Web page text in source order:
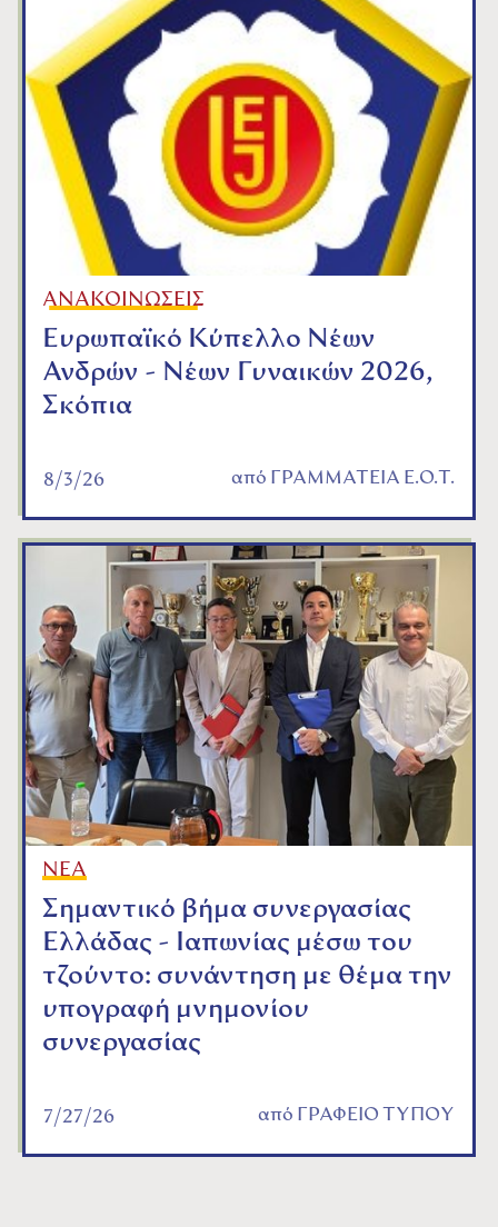
ΑΝΑΚΟΙΝΩΣΕΙΣ
Ευρωπαϊκό Κύπελλο Νέων
Ανδρών - Νέων Γυναικών 2026,
Σκόπια
8/3/26 από ΓΡΑΜΜΑΤΕΙΑ Ε.Ο.Τ.
ΝΕΑ
Σημαντικό βήμα συνεργασίας
Ελλάδας - Ιαπωνίας μέσω του
τζούντο: συνάντηση με θέμα την
υπογραφή μνημονίου
συνεργασίας
7/27/26 από ΓΡΑΦΕΙΟ ΤΥΠΟΥ